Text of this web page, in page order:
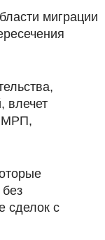
миграции
влечет
МРП,
сделок с